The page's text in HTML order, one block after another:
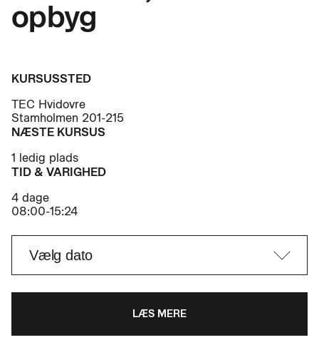
opbyg
KURSUSSTED
TEC Hvidovre
Stamholmen 201-215
NÆSTE KURSUS
1 ledig plads
TID & VARIGHED
4 dage
08:00-15:24
LÆS MERE